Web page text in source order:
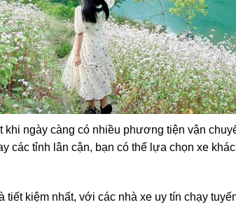
khi ngày càng có nhiều phương tiện vận
các tỉnh lân cận, bạn có thể lựa chọn xe
kiệm nhất, với các nhà xe uy tín chạy